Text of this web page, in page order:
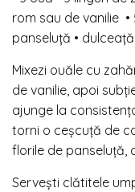
rom sau de vanilie
panseluță •
Mixezi ouăle cu
de vanilie, apoi
ajunge la
torni o ceșcuță de
florile de panseluţă,
Servești clătitele